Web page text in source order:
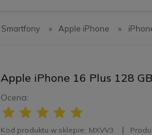
Smartfony » Apple iPhone »
Apple iPhone 16 Plus 128
Ocena:
Kod produktu w sklepie: MXVV3